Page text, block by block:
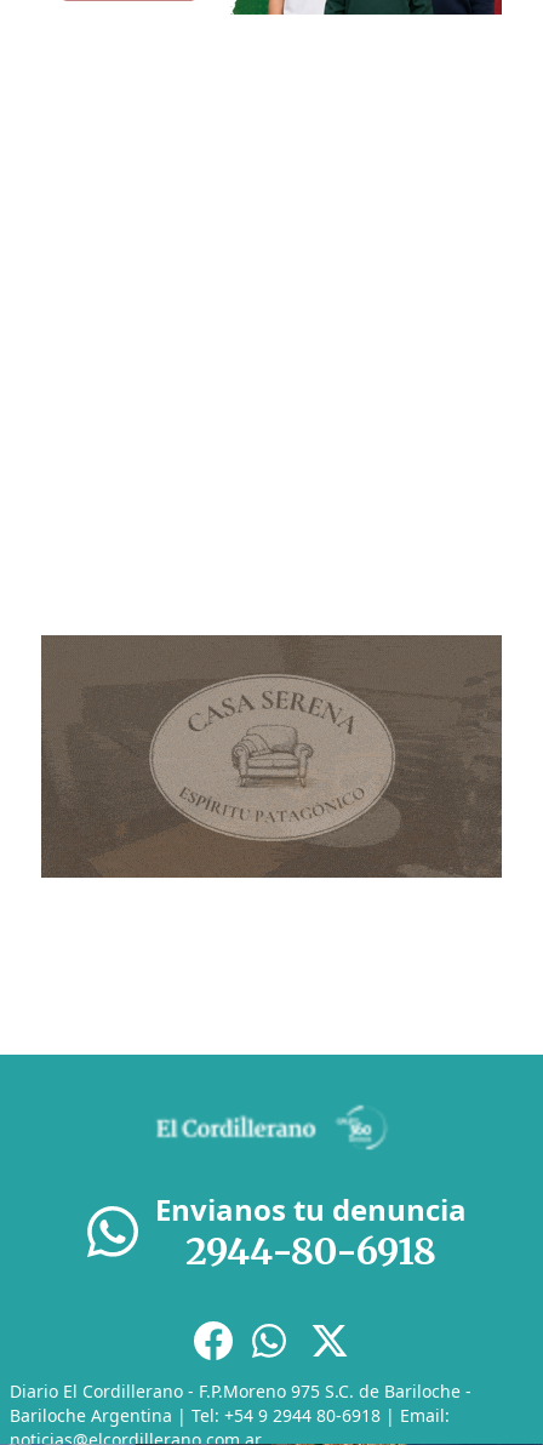
Envianos tu denuncia
2944-80-6918
Diario El Cordillerano - F.P.Moreno 975 S.C. de Bariloche -
Bariloche Argentina | Tel: +54 9 2944 80-6918 | Email:
noticias@elcordillerano.com.ar